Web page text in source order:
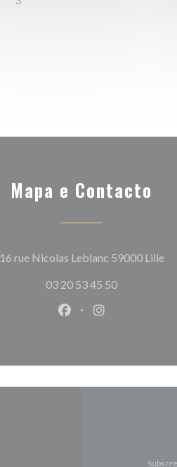
Mapa e Contacto
16 rue Nicolas Leblanc 59000 Lille
03 20 53 45 50
Facebook ((abre
Instagram